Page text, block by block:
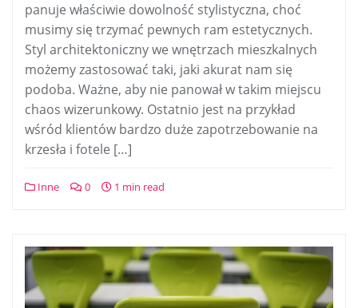
panuje właściwie dowolność stylistyczna, choć
musimy się trzymać pewnych ram estetycznych.
Styl architektoniczny we wnętrzach mieszkalnych
możemy zastosować taki, jaki akurat nam się
podoba. Ważne, aby nie panował w takim miejscu
chaos wizerunkowy. Ostatnio jest na przykład
wśród klientów bardzo duże zapotrzebowanie na
krzesła i fotele […]
Inne 0 1 min read